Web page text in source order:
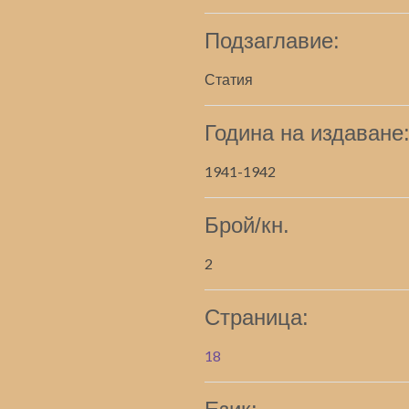
Подзаглавие:
Статия
Година на издаване:
1941-1942
Брой/кн.
2
Страница:
18